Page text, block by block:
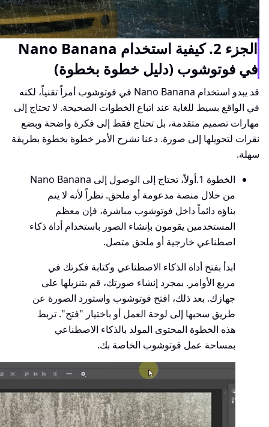
الجزء 2. كيفية استخدام Nano Banana
في فوتوشوب (دليل خطوة بخطوة)
قد يبدو استخدام Nano Banana في فوتوشوب أمراً تقنياً، لكنه
في الواقع بسيط للغاية عند اتباع الخطوات الصحيحة. لا تحتاج إلى
مهارات تصميم متقدمة، بل تحتاج فقط إلى فكرة واضحة وبضع
نقرات لتحويلها إلى صورة. دعنا نشرح الأمر خطوة بخطوة بطريقة
سهلة.
الخطوة 1.
أولاً، تحتاج إلى الوصول إلى Nano Banana
من خلال منصة مدعومة أو ملحق. نظراً لأنه لا يتم
بناؤه دائماً داخل فوتوشوب مباشرة، فإن معظم
المستخدمين يقومون بإنشاء الصور باستخدام أداة ذكاء
اصطناعي خارجية أو ملحق متصل.
ابدأ بفتح أداة الذكاء الاصطناعي وكتابة فكرتك في
مربع الأوامر. بمجرد إنشاء صورتك، قم بتنزيلها على
جهازك. بعد ذلك، افتح فوتوشوب واستورد الصورة عن
طريق سحبها إلى لوحة العمل أو باختيار "فتح". تربط
هذه الخطوة المحتوى المولد بالذكاء الاصطناعي
بمساحة عمل فوتوشوب الخاصة بك.